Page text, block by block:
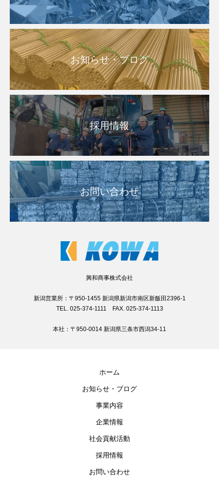
お知らせ・ブログ
採用情報
お問い合わせ
興和商事株式会社
新潟営業所：〒950-1455 新潟県新潟市南区新飯田2396-1
TEL. 025-374-1111 FAX. 025-374-1113
本社：〒950-0014 新潟県三条市西潟34-11
ホーム
お知らせ・ブログ
事業内容
企業情報
社会貢献活動
採用情報
お問い合わせ